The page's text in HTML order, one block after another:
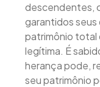
descendentes,
garantidos
patrimônio total
legítima. É
herança pode,
seu patrimônio